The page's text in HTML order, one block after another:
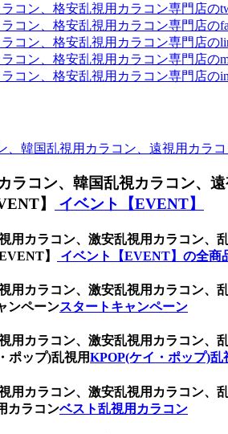
コン、格安乱視用カラコン専門店の
コン、格安乱視用カラコン専門店の
コン、格安乱視用カラコン専門店の
コン、格安乱視用カラコン専門店の
コン、格安乱視用カラコン専門店の
韓国乱視用カラコン、遠視用カラ
コン、韓国乱視カラコン、
】
イベント【EVENT】
用カラコン、激安乱視用カラコン
】
イベント【EVENT】の全商
用カラコン、激安乱視用カラコン
ンペーンスタートキャンペーン
用カラコン、激安乱視用カラコン
ポップ)乱視用KPOP(ケイ・ポップ)乱
用カラコン、激安乱視用カラコン
カラコンベスト乱視用カラコン